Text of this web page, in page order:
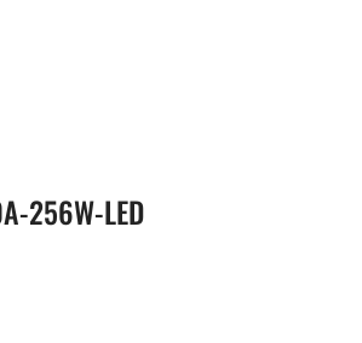
256W-LED